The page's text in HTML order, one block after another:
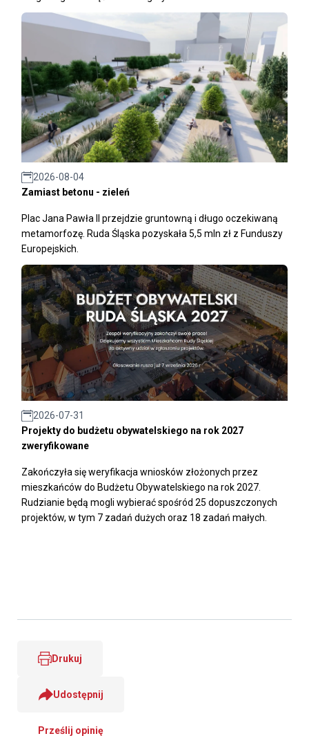
2026-08-04
Zamiast betonu - zieleń
Plac Jana Pawła II przejdzie gruntowną i długo oczekiwaną
metamorfozę. Ruda Śląska pozyskała 5,5 mln zł z Funduszy
Europejskich.
2026-07-31
Projekty do budżetu obywatelskiego na rok 2027
zweryfikowane
Zakończyła się weryfikacja wniosków złożonych przez
mieszkańców do Budżetu Obywatelskiego na rok 2027.
Rudzianie będą mogli wybierać spośród 25 dopuszczonych
projektów, w tym 7 zadań dużych oraz 18 zadań małych.
Drukuj
Udostępnij
Prześlij opinię